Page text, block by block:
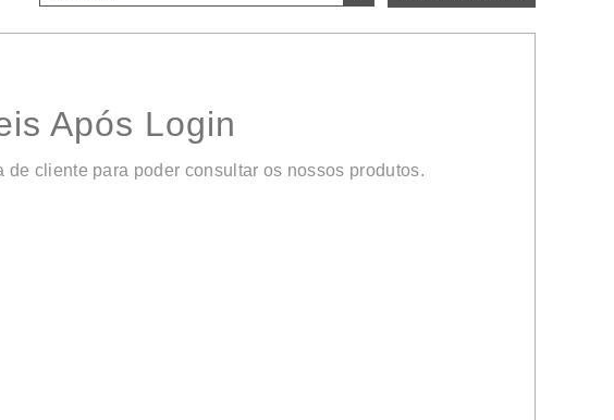
Após Login
cliente para poder consultar os nossos produtos.